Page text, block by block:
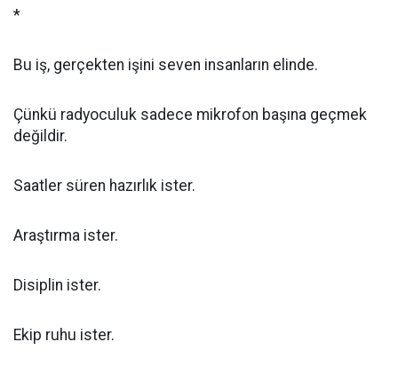
*
Bu iş, gerçekten işini seven insanların elinde.
Çünkü radyoculuk sadece mikrofon başına geçmek
değildir.
Saatler süren hazırlık ister.
Araştırma ister.
Disiplin ister.
Ekip ruhu ister.